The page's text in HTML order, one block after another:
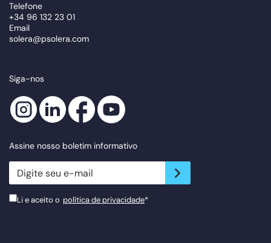
Telefone
+34 96 132 23 01
Email
solera@psolera.com
Siga-nos
Assine nosso boletim informativo
newsletter.suscribe
Li e aceito o política de privacidade*